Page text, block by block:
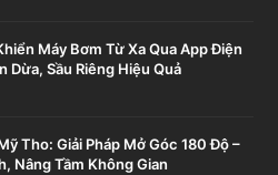
Máy Bơm Từ Xa Qua App Điện
Dừa, Sầu Riêng Hiệu Quả
Tho: Giải Pháp Mở Góc 180 Độ –
Nâng Tầm Không Gian